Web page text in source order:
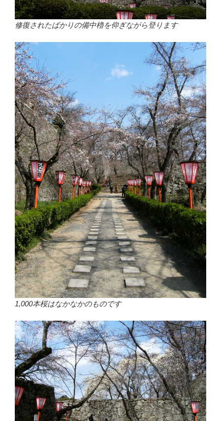
修復されたばかりの備中櫓を仰ぎながら登ります
1,000本桜はなかなかのものです